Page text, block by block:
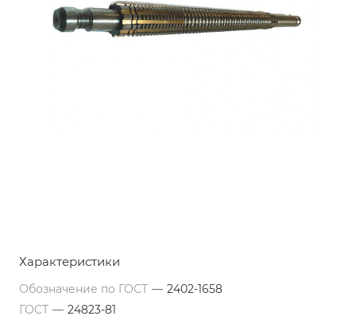
Характеристики
Обозначение по ГОСТ — 2402-1658
ГОСТ — 24823-81